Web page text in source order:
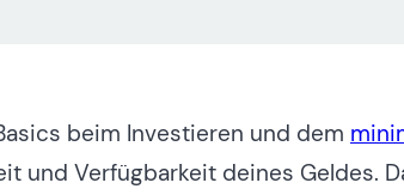
beim Investieren und dem
und Verfügbarkeit deines Geldes.